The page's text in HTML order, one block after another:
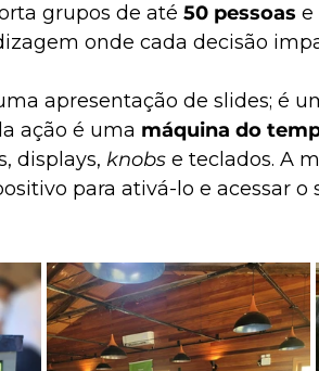
grupos de até 50 pessoas e
onde cada decisão
apresentação de slides; é
ação é uma máquina do
displays, knobs e teclados. A
para ativá-lo e acessar